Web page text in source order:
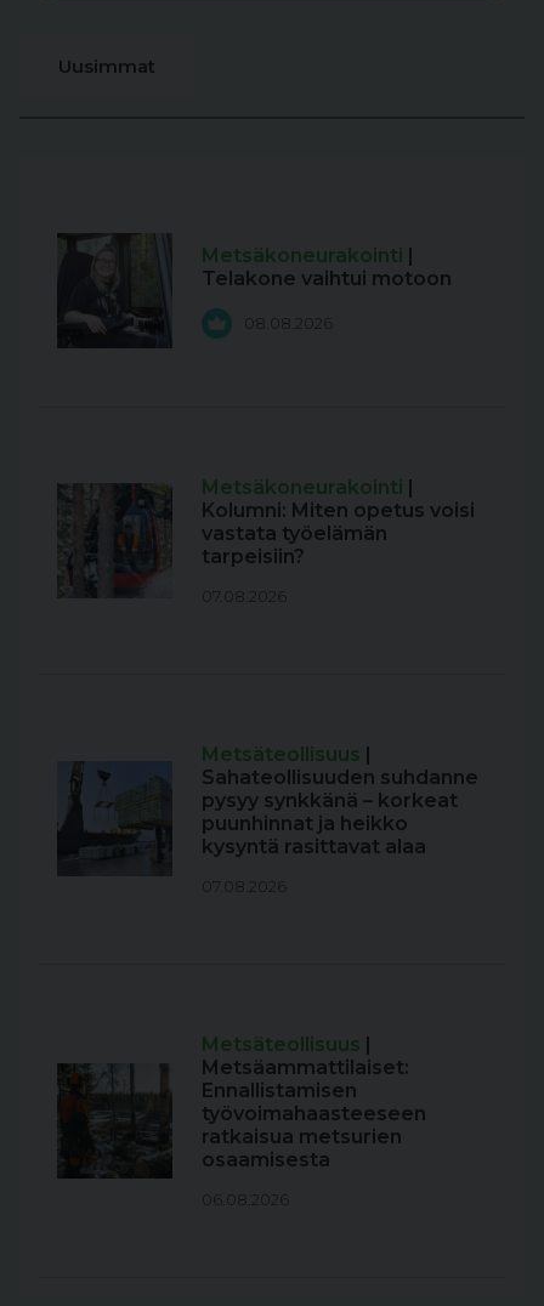
Uusimmat
Metsäkoneurakointi |
Telakone vaihtui motoon
08.08.2026
Metsäkoneurakointi |
Kolumni: Miten opetus voisi
vastata työelämän
tarpeisiin?
07.08.2026
Metsäteollisuus |
Sahateollisuuden suhdanne
pysyy synkkänä – korkeat
puunhinnat ja heikko
kysyntä rasittavat alaa
07.08.2026
Metsäteollisuus |
Metsäammattilaiset:
Ennallistamisen
työvoimahaasteeseen
ratkaisua metsurien
osaamisesta
06.08.2026